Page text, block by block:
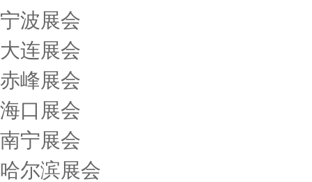
宁波展会
大连展会
赤峰展会
海口展会
南宁展会
哈尔滨展会